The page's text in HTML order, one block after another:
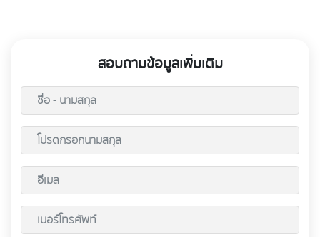
สอบถามข้อมูลเพิ่มเติม